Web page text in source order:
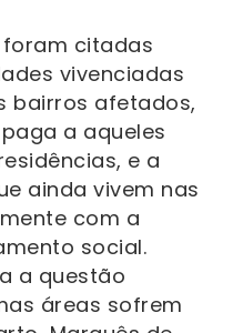
citadas
vivenciadas
bairros afetados,
a aqueles
e a
ainda vivem nas
com a
social.
a questão
áreas sofrem